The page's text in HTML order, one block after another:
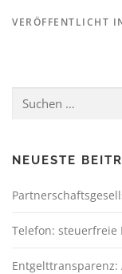
VERÖFFENTLICHT
NEUESTE
Telefon: